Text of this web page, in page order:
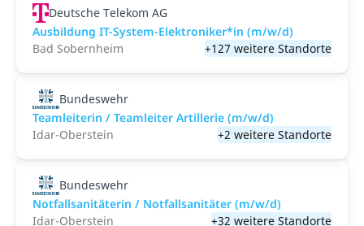
Deutsche Telekom AG
Ausbildung IT-System-Elektroniker*in (m/w/d)
Bad Sobernheim
+127 weitere Standorte
Bundeswehr
Teamleiterin / Teamleiter Artillerie (m/w/d)
Idar-Oberstein
+2 weitere Standorte
Bundeswehr
Notfallsanitäterin / Notfallsanitäter (m/w/d)
Idar-Oberstein
+32 weitere Standorte